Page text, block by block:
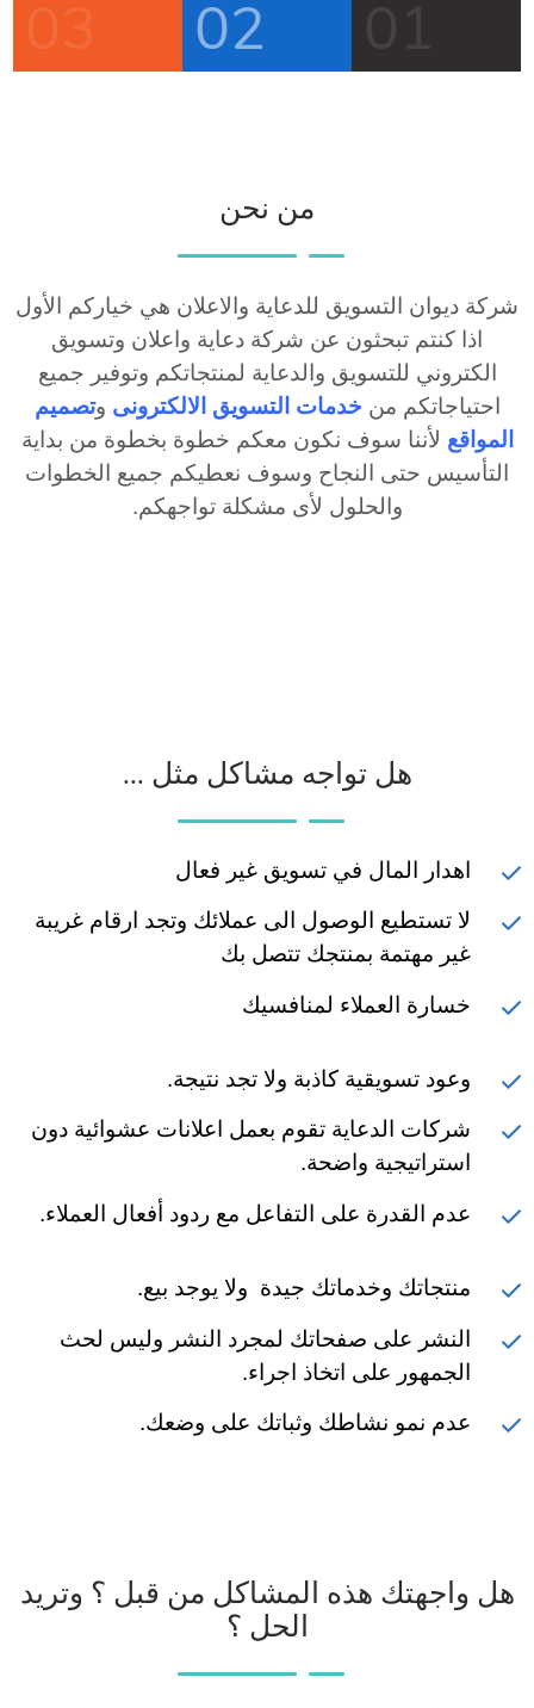
02
من نحن
شركة ديوان التسويق للدعاية والاعلان هي خياركم الأول
اذا كنتم تبحثون عن شركة دعاية واعلان وتسويق
الكتروني للتسويق والدعاية لمنتجاتكم وتوفير جميع
احتياجاتكم من خدمات التسويق الالكترونى وتصميم
المواقع لأننا سوف نكون معكم خطوة بخطوة من بداية
التأسيس حتى النجاح وسوف نعطيكم جميع الخطوات
والحلول لأى مشكلة تواجهكم.
هل تواجه مشاكل مثل ...
اهدار المال في تسويق غير فعال
لا تستطيع الوصول الى عملائك وتجد ارقام غريبة
غير مهتمة بمنتجك تتصل بك
خسارة العملاء لمنافسيك
وعود تسويقية كاذبة ولا تجد نتيجة.
شركات الدعاية تقوم بعمل اعلانات عشوائية دون
استراتيجية واضحة.
عدم القدرة على التفاعل مع ردود أفعال العملاء.
منتجاتك وخدماتك جيدة ولا يوجد بيع.
النشر على صفحاتك لمجرد النشر وليس لحث
الجمهور على اتخاذ اجراء.
عدم نمو نشاطك وثباتك على وضعك.
هل واجهتك هذه المشاكل من قبل ؟ وتريد
الحل ؟